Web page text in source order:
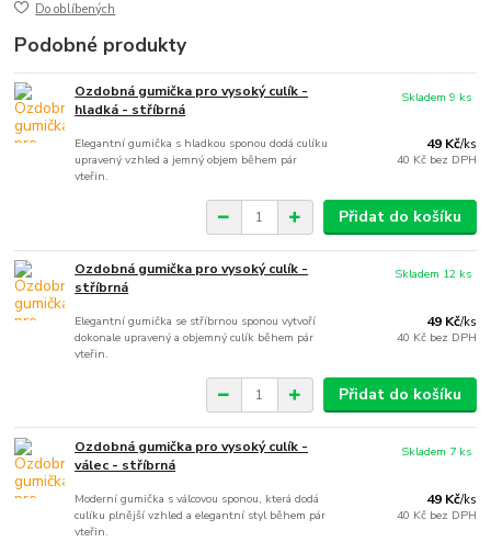
Do oblíbených
Podobné produkty
Ozdobná gumička pro vysoký culík -
hladká - stříbrná
Elegantní gumička s hladkou sponou dodá culíku
upravený vzhled a jemný objem během pár
vteřin.
49 Kč/ks
40 Kč bez DPH
Skladem 9 ks
Přidat do košíku
Ozdobná gumička pro vysoký culík -
stříbrná
Elegantní gumička se stříbrnou sponou vytvoří
dokonale upravený a objemný culík během pár
vteřin.
49 Kč/ks
40 Kč bez DPH
Skladem 12 ks
Přidat do košíku
Ozdobná gumička pro vysoký culík -
válec - stříbrná
Moderní gumička s válcovou sponou, která dodá
culíku plnější vzhled a elegantní styl během pár
vteřin.
49 Kč/ks
40 Kč bez DPH
Skladem 7 ks